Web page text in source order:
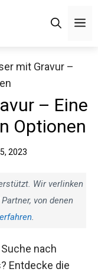
mit Gravur –
– Eine
Optionen
2023
Wir verlinken
von denen
.
nach
Entdecke die